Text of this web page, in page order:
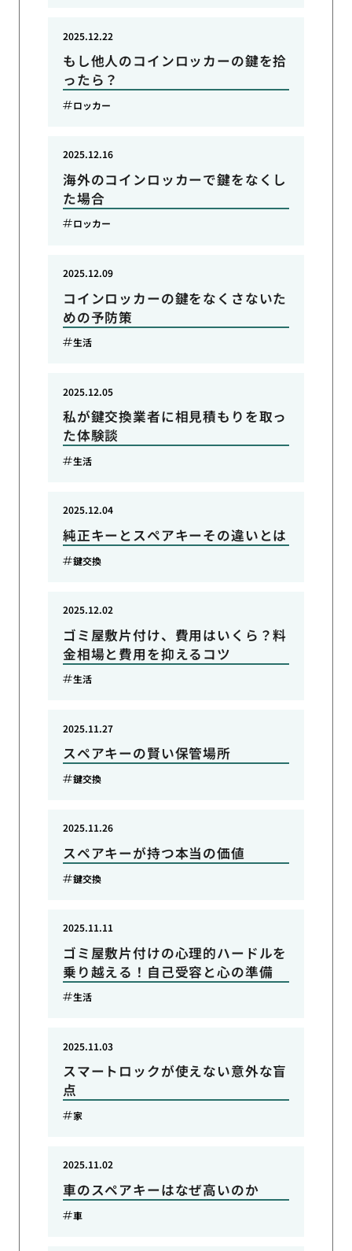
もし他人のコインロッカーの鍵を拾
ったら？
2025.12.22
ロッカー
海外のコインロッカーで鍵をなくし
た場合
2025.12.16
ロッカー
コインロッカーの鍵をなくさないた
めの予防策
2025.12.09
生活
私が鍵交換業者に相見積もりを取っ
た体験談
2025.12.05
生活
純正キーとスペアキーその違いとは
2025.12.04
鍵交換
ゴミ屋敷片付け、費用はいくら？料
金相場と費用を抑えるコツ
2025.12.02
生活
スペアキーの賢い保管場所
2025.11.27
鍵交換
スペアキーが持つ本当の価値
2025.11.26
鍵交換
ゴミ屋敷片付けの心理的ハードルを
乗り越える！自己受容と心の準備
2025.11.11
生活
スマートロックが使えない意外な盲
点
2025.11.03
家
車のスペアキーはなぜ高いのか
2025.11.02
車